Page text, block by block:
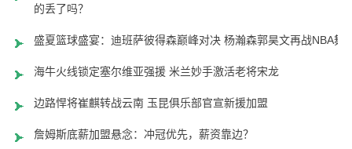
的丢了吗？
盛夏篮球盛宴：迪班萨彼得森巅峰对决 杨瀚森郭昊文再战NBA舞
海牛火线锁定塞尔维亚强援 米兰妙手激活老将宋龙
边路悍将崔麒转战云南 玉昆俱乐部官宣新援加盟
詹姆斯底薪加盟悬念：冲冠优先，薪资靠边？